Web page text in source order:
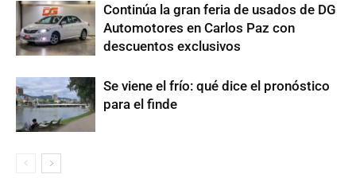
Continúa la gran feria de usados de DG
Automotores en Carlos Paz con
descuentos exclusivos
Se viene el frío: qué dice el pronóstico
para el finde